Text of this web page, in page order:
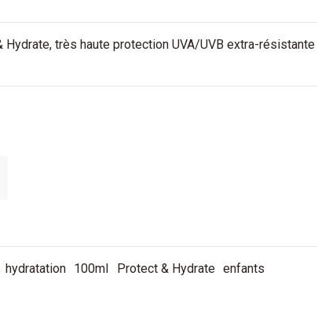
très haute protection UVA/UVB extra-résistante
hydratation 100ml Protect & Hydrate enfants